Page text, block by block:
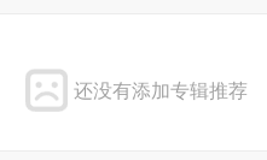
还没有添加专辑推荐